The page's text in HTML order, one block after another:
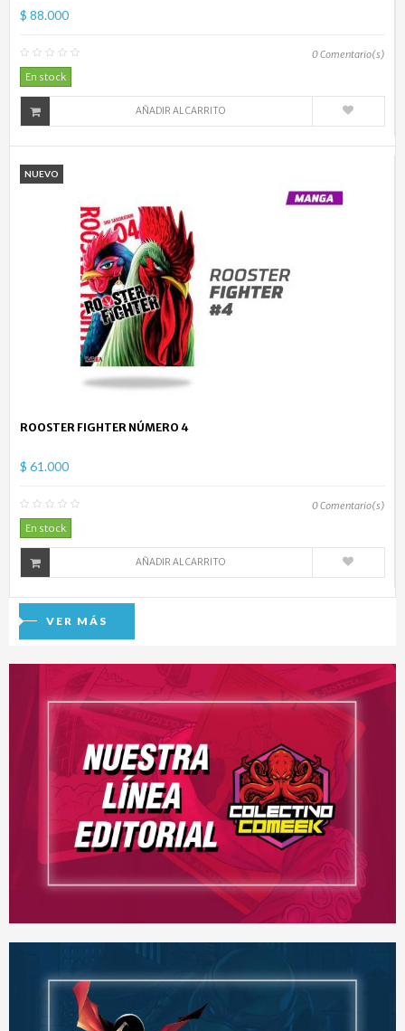
$ 88.000
0Comentario(s)
En stock
AÑADIR AL CARRITO
NUEVO
ROOSTER FIGHTER NÚMERO 4
$ 61.000
0Comentario(s)
En stock
AÑADIR AL CARRITO
VER MÁS